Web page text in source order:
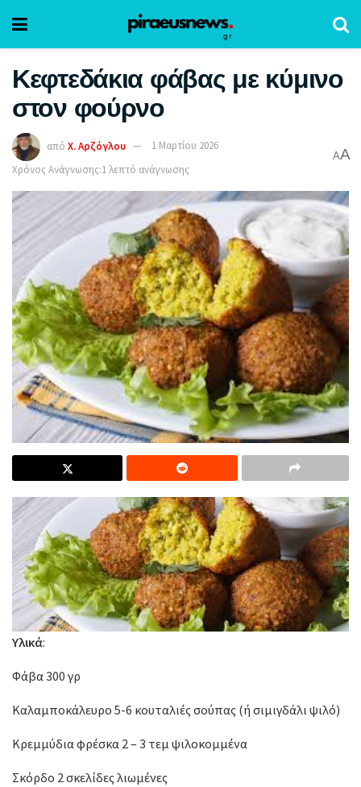
Κεφτεδάκια φάβας με κύμινο
στον φούρνο
από Χ. Αρζόγλου
1 Μαρτίου 2026
Χρόνος Ανάγνωσης:1 λεπτό ανάγνωσης
AA
Υλικά:
Φάβα 300 γρ
Καλαμποκάλευρο 5-6 κουταλιές σούπας (ή σιμιγδάλι ψιλό)
Κρεμμύδια φρέσκα 2 – 3 τεμ ψιλοκομμένα
Σκόρδο 2 σκελίδες λιωμένες